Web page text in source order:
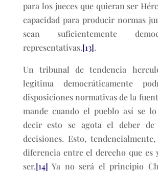
para los jueces que quieran ser
capacidad para producir normas
sean suficientemente
representativas.[13].
Un tribunal de tendencia
legitima democráticamente
disposiciones normativas de la
mande cuando el pueblo así se
decir esto se agota el deber de
decisiones. Esto,
diferencia entre el derecho que es
ser.[14] Ya no será el principio